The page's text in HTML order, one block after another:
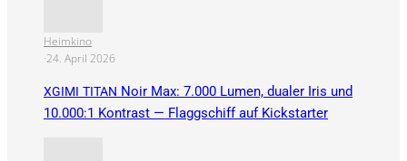
Heimkino
·24. April 2026
XGIMI TITAN Noir Max: 7.000 Lumen, dualer Iris und
10.000:1 Kontrast — Flaggschiff auf Kickstarter